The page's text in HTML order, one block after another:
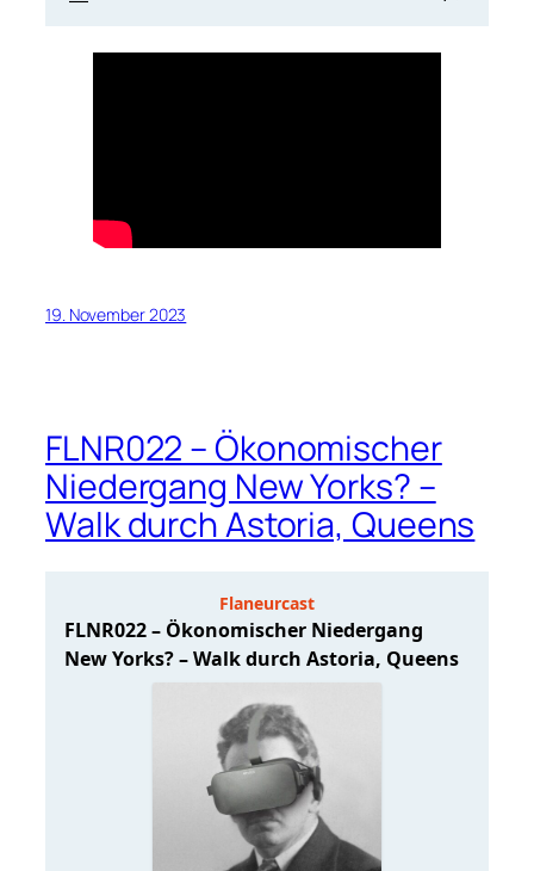
19. November 2023
FLNR022 – Ökonomischer
Niedergang New Yorks? –
Walk durch Astoria, Queens